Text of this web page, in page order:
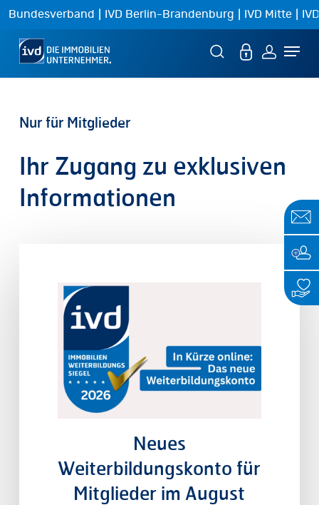
Skip
main
Bundesverband | IVD Berlin-Brandenburg | IVD Mitte |
Nur für Mitglieder
Ihr Zugang zu exklusiven
Informationen
Neues
Weiterbildungskonto für
Mitglieder im August